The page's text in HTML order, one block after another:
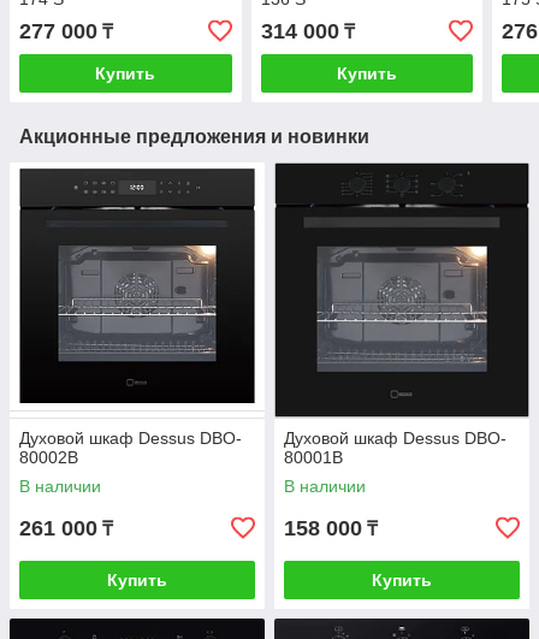
277 000 ₸
Купить
314 000₸
Купить
Акционные предложения и новинки
Духовой шкаф Dessus DBO-
80002B
В наличии
261 000 ₸
Купить
Духовой шкаф Dessus DBO-
80001B
В наличии
158 000 ₸
Купить